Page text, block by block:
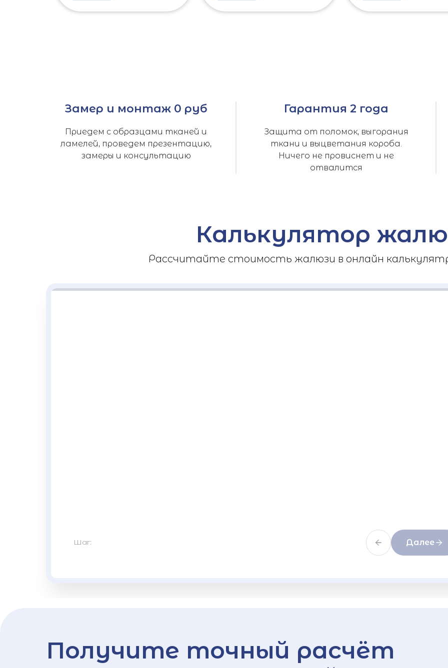
Замер и монтаж 0 руб
Приедем с образцами тканей и
ламелей, проведем презентацию,
замеры и консультацию
Гарантия 2 года
Защита от поломок, выгорания
ткани и выцветания короба.
Ничего не провиснет и не
отвалится
Калькулятор
Рассчитайте стоимость жалюзи в онлайн
Шаг: Далее
Получите точный расчёт